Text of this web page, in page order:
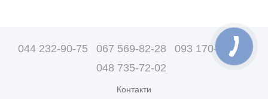
044 232-90-75 067 569-82-28
093 170-07-89
048 735-72-02
Контакти